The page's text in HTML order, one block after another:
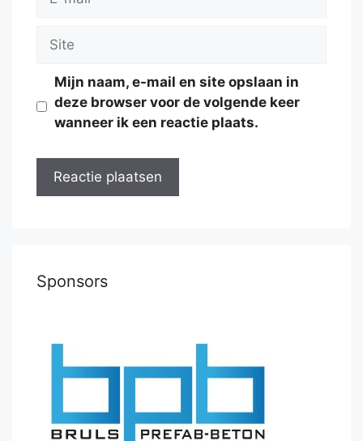
Site
Mijn naam, e-mail en site opslaan in
deze browser voor de volgende keer
wanneer ik een reactie plaats.
Sponsors